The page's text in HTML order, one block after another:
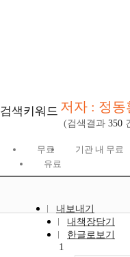
검색키워드 저자 : 정동
(검색결과 350
무료
기관 내 무료
유료
내보내기
내책장담기
한글로보기
1